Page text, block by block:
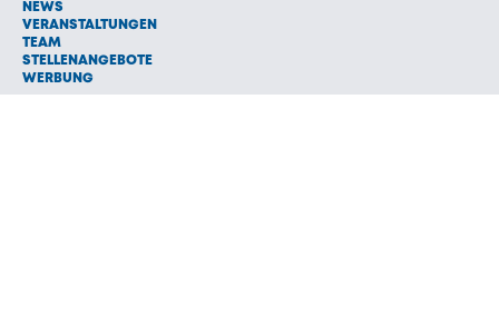
NEWS
VERANSTALTUNGEN
TEAM
STELLENANGEBOTE
WERBUNG